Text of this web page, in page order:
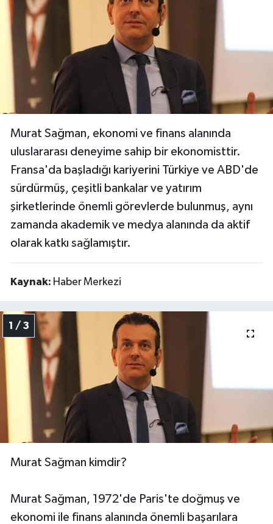
Murat Sağman, ekonomi ve finans alanında
uluslararası deneyime sahip bir ekonomisttir.
Fransa'da başladığı kariyerini Türkiye ve ABD'de
sürdürmüş, çeşitli bankalar ve yatırım
şirketlerinde önemli görevlerde bulunmuş, aynı
zamanda akademik ve medya alanında da aktif
olarak katkı sağlamıştır.
Kaynak: Haber Merkezi
1 / 3
Murat Sağman kimdir?
Murat Sağman, 1972'de Paris'te doğmuş ve
ekonomi ile finans alanında önemli başarılara
KÜLTÜR SANAT
MAGAZİN
SAĞLIK
SİYASET
SPOR
TEKNOLOJİ
YAŞAM